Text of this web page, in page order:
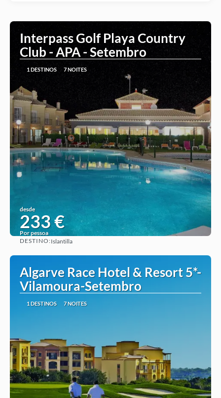
Interpass Golf Playa Country
Club - APA - Setembro
1 DESTINOS 7 NOITES
desde
233 €
Por pessoa
DESTINO:Islantilla
Algarve Race Hotel & Resort 5*-
Vilamoura-Setembro
1 DESTINOS 7 NOITES